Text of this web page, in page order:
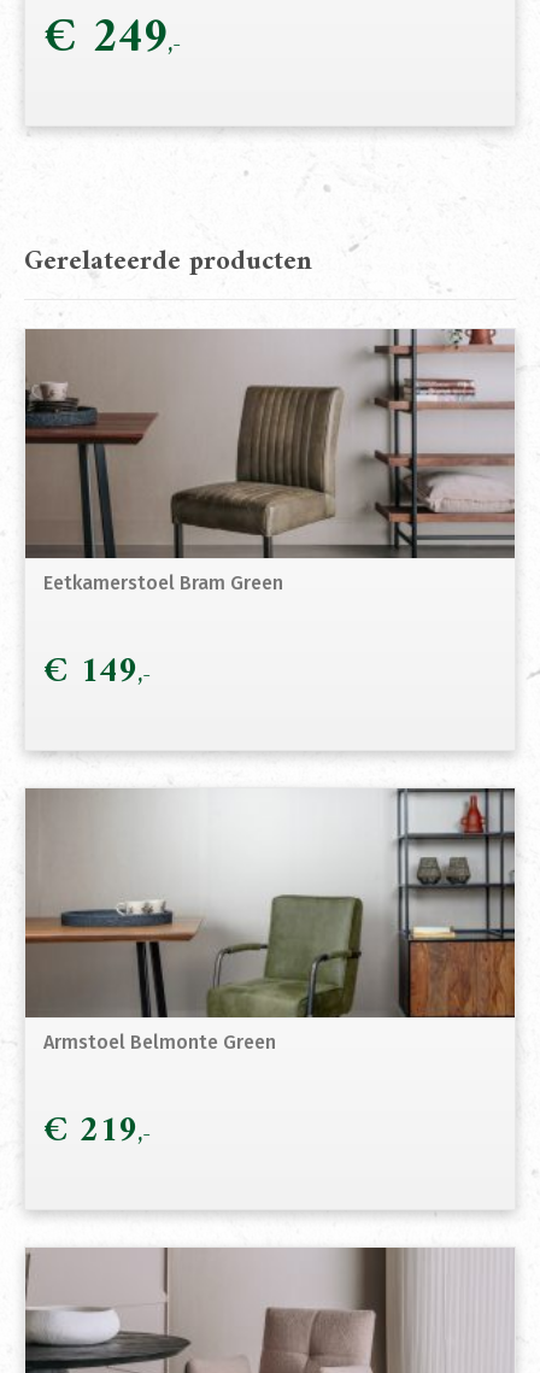
€ 249
Gerelateerde producten
Eetkamerstoel Bram Green
€ 149
Armstoel Belmonte Green
€ 219